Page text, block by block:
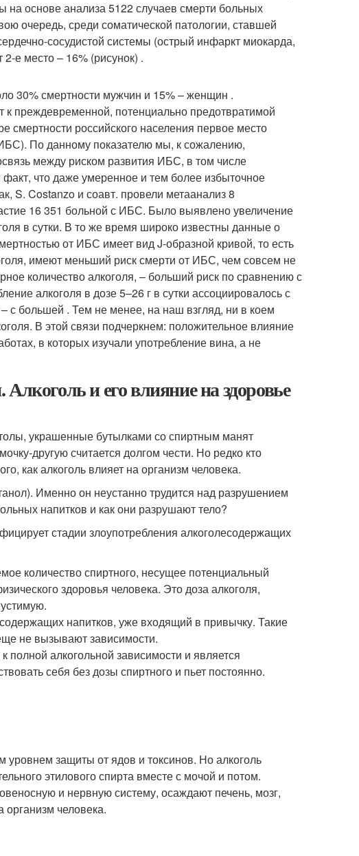
основе анализа 5122 случаев смерти больных
очередь, среди соматической патологии, ставшей
сосудистой системы (острый инфаркт миокарда,
2-е место – 16% (рисунок) .
30% смертности мужчин и 15% – женщин .
преждевременной, потенциально предотвратимой
смертности российского населения первое место
По данному показателю мы, к сожалению,
между риском развития ИБС, в том числе
что даже умеренное и тем более избыточное
S. Costanzo и соавт. провели метаанализ 8
16 351 больной с ИБС. Было выявлено увеличение
в сутки. В то же время широко известны данные о
от ИБС имеет вид J-образной кривой, то есть
имеют меньший риск смерти от ИБС, чем совсем не
количество алкоголя, – больший риск по сравнению с
алкоголя в дозе 5–26 г в сутки ассоциировалось с
с большей . Тем не менее, на наш взгляд, ни в коем
В этой связи подчеркнем: положительное влияние
в которых изучали употребление вина, а не
и его влияние на здоровье
украшенные бутылками со спиртным манят
другую считается долгом чести. Но редко кто
как алкоголь влияет на организм человека.
Именно он неустанно трудится над разрушением
напитков и как они разрушают тело?
стадии злоупотребления алкоголесодержащих
количество спиртного, несущее потенциальный
здоровья человека. Это доза алкоголя,
напитков, уже входящий в привычку. Такие
не вызывают зависимости.
полной алкогольной зависимости и является
себя без дозы спиртного и пьет постоянно.
защиты от ядов и токсинов. Но алкоголь
этилового спирта вместе с мочой и потом.
и нервную систему, осаждают печень, мозг,
организм человека.